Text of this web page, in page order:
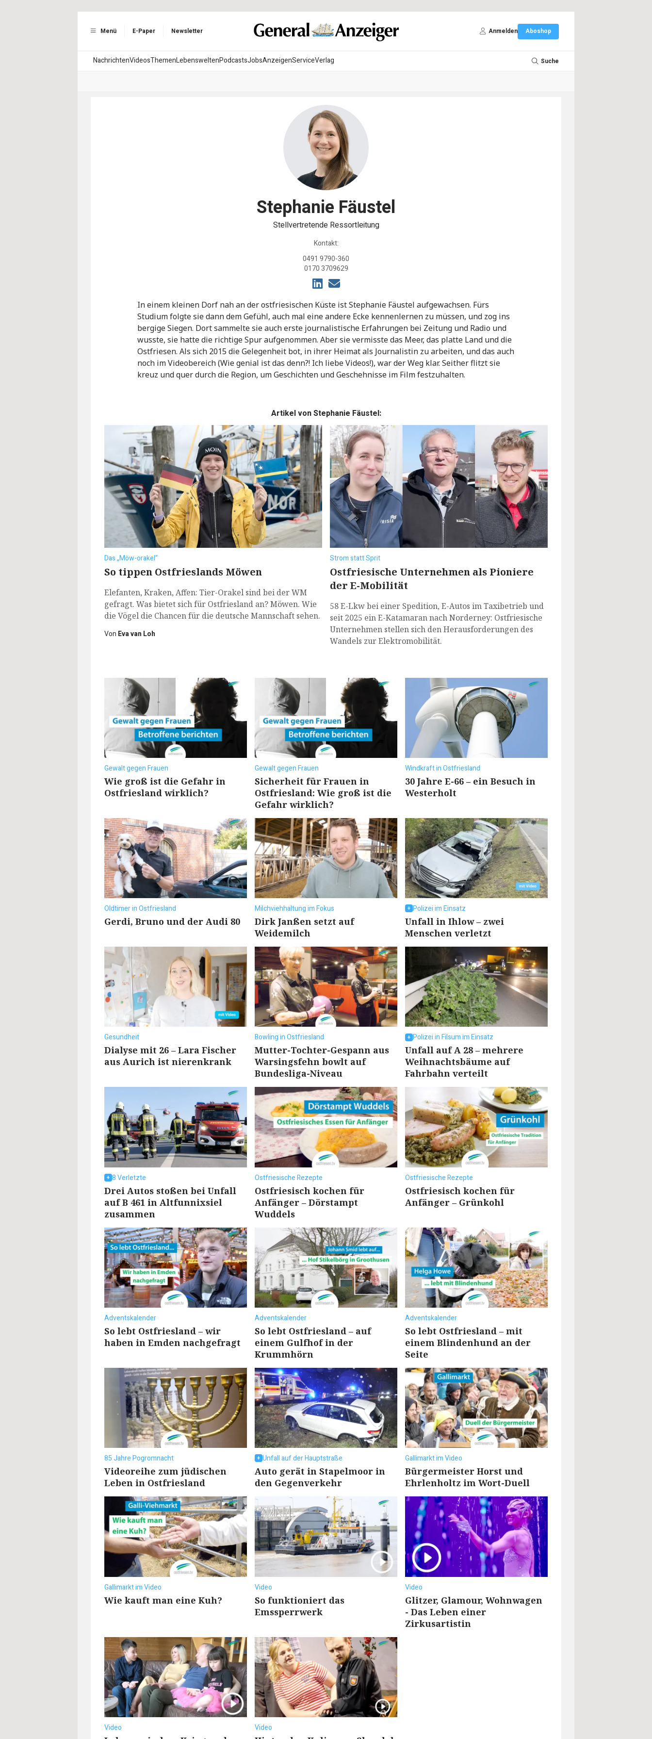
Menü E-Paper Newsletter Anmelden Aboshop
NachrichtenVideosThemenLebensweltenPodcastsJobsAnzeigenServiceVerlag Suche
Stephanie Fäustel
Stellvertretende Ressortleitung
Kontakt:
0491 9790-360
0170 3709629
In einem kleinen Dorf nah an der ostfriesischen Küste ist Stephanie Fäustel aufgewachsen. Fürs
Studium folgte sie dann dem Gefühl, auch mal eine andere Ecke kennenlernen zu müssen, und zog ins
bergige Siegen. Dort sammelte sie auch erste journalistische Erfahrungen bei Zeitung und Radio und
wusste, sie hatte die richtige Spur aufgenommen. Aber sie vermisste das Meer, das platte Land und die
Ostfriesen. Als sich 2015 die Gelegenheit bot, in ihrer Heimat als Journalistin zu arbeiten, und das auch
noch im Videobereich (Wie genial ist das denn?! Ich liebe Videos!), war der Weg klar. Seither flitzt sie
kreuz und quer durch die Region, um Geschichten und Geschehnisse im Film festzuhalten.
Artikel von Stephanie Fäustel:
Das „Möw-orakel“
So tippen Ostfrieslands Möwen
Elefanten, Kraken, Affen: Tier-Orakel sind bei der WM
gefragt. Was bietet sich für Ostfriesland an? Möwen. Wie
die Vögel die Chancen für die deutsche Mannschaft sehen.
Von Eva van Loh
Strom statt Sprit
Ostfriesische Unternehmen als Pioniere
der E-Mobilität
58 E-Lkw bei einer Spedition, E-Autos im Taxibetrieb und
seit 2025 ein E-Katamaran nach Norderney: Ostfriesische
Unternehmen stellen sich den Herausforderungen des
Wandels zur Elektromobilität.
Gewalt gegen Frauen
Wie groß ist die Gefahr in
Ostfriesland wirklich?
Gewalt gegen Frauen
Sicherheit für Frauen in
Ostfriesland: Wie groß ist die
Gefahr wirklich?
Windkraft in Ostfriesland
30 Jahre E-66 – ein Besuch in
Westerholt
Oldtimer in Ostfriesland
Gerdi, Bruno und der Audi 80
Milchviehhaltung im Fokus
Dirk Janßen setzt auf
Weidemilch
Polizei im Einsatz
Unfall in Ihlow – zwei
Menschen verletzt
Gesundheit
Dialyse mit 26 – Lara Fischer
aus Aurich ist nierenkrank
Bowling in Ostfriesland
Mutter-Tochter-Gespann aus
Warsingsfehn bowlt auf
Bundesliga-Niveau
Polizei in Filsum im Einsatz
Unfall auf A 28 – mehrere
Weihnachtsbäume auf
Fahrbahn verteilt
8 Verletzte
Drei Autos stoßen bei Unfall
auf B 461 in Altfunnixsiel
zusammen
Ostfriesische Rezepte
Ostfriesisch kochen für
Anfänger – Dörstampt
Wuddels
Ostfriesische Rezepte
Ostfriesisch kochen für
Anfänger – Grünkohl
Adventskalender
So lebt Ostfriesland – wir
haben in Emden nachgefragt
Adventskalender
So lebt Ostfriesland – auf
einem Gulfhof in der
Krummhörn
Adventskalender
So lebt Ostfriesland – mit
einem Blindenhund an der
Seite
85 Jahre Pogromnacht
Videoreihe zum jüdischen
Leben in Ostfriesland
Unfall auf der Hauptstraße
Auto gerät in Stapelmoor in
den Gegenverkehr
Gallimarkt im Video
Bürgermeister Horst und
Ehrlenholtz im Wort-Duell
Gallimarkt im Video
Wie kauft man eine Kuh?
Video
So funktioniert das
Emssperrwerk
Video
Glitzer, Glamour, Wohnwagen
- Das Leben einer
Zirkusartistin
Video Video